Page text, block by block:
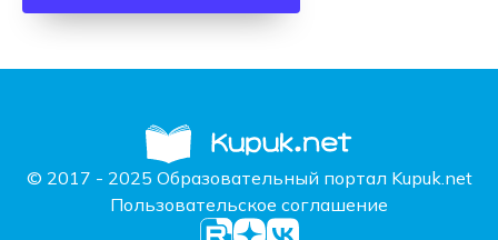
© 2017 - 2025 Образовательный портал Kupuk.net
Пользовательское соглашение